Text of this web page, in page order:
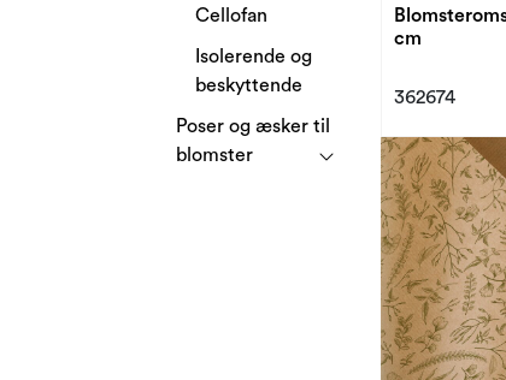
Cellofan
Isolerende og
beskyttende
Poser og æsker til
blomster
cm
362674